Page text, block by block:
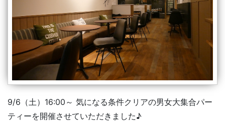
9/6（土）16:00～ 気になる条件クリアの男女大集合パー
ティーを開催させていただきました♪